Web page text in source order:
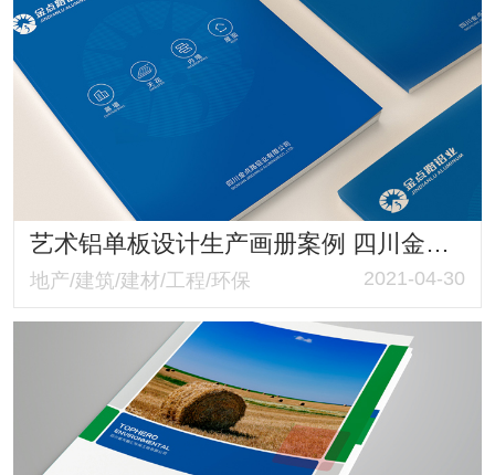
艺术铝单板设计生产画册案例 四川金点路铝业有限公司画册策划与设计制作
地产/建筑/建材/工程/环保 2021-04-30